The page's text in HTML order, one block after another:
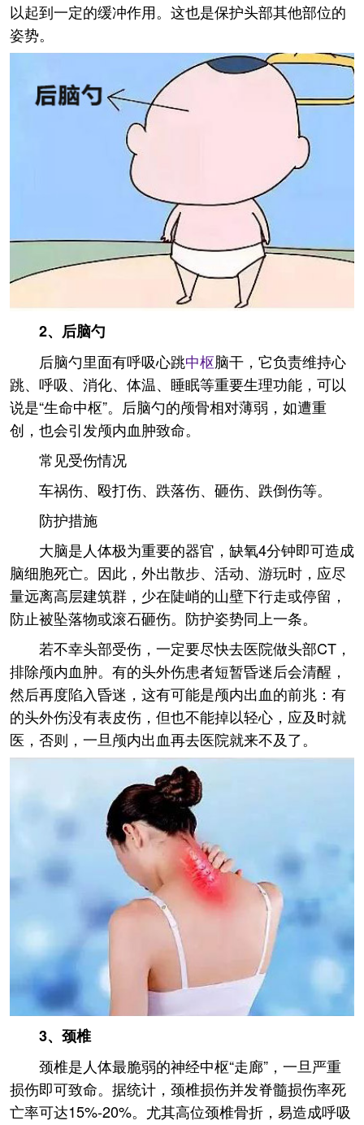
以起到一定的缓冲作用。这也是保护头部其他部位的
姿势。
2、后脑勺
后脑勺里面有呼吸心跳中枢脑干，它负责维持心
跳、呼吸、消化、体温、睡眠等重要生理功能，可以
说是“生命中枢”。后脑勺的颅骨相对薄弱，如遭重
创，也会引发颅内血肿致命。
常见受伤情况
车祸伤、殴打伤、跌落伤、砸伤、跌倒伤等。
防护措施
大脑是人体极为重要的器官，缺氧4分钟即可造成
脑细胞死亡。因此，外出散步、活动、游玩时，应尽
量远离高层建筑群，少在陡峭的山壁下行走或停留，
防止被坠落物或滚石砸伤。防护姿势同上一条。
若不幸头部受伤，一定要尽快去医院做头部CT，
排除颅内血肿。有的头外伤患者短暂昏迷后会清醒，
然后再度陷入昏迷，这有可能是颅内出血的前兆：有
的头外伤没有表皮伤，但也不能掉以轻心，应及时就
医，否则，一旦颅内出血再去医院就来不及了。
3、颈椎
颈椎是人体最脆弱的神经中枢“走廊”，一旦严重
损伤即可致命。据统计，颈椎损伤并发脊髓损伤率死
亡率可达15%-20%。尤其高位颈椎骨折，易造成呼吸